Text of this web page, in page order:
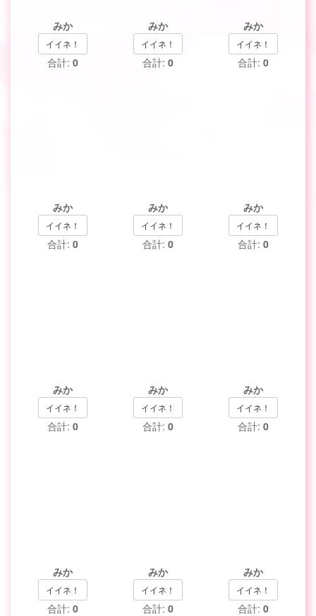
みか
イイネ！
合計: 0
みか
イイネ！
合計: 0
みか
イイネ！
合計:0
みか
イイネ！
合計: 0
みか
イイネ！
合計: 0
みか
イイネ！
合計:0
みか
イイネ！
合計: 0
みか
イイネ！
合計: 0
みか
イイネ！
合計:0
みか
イイネ！
合計: 0
みか
イイネ！
合計: 0
みか
イイネ！
合計:0